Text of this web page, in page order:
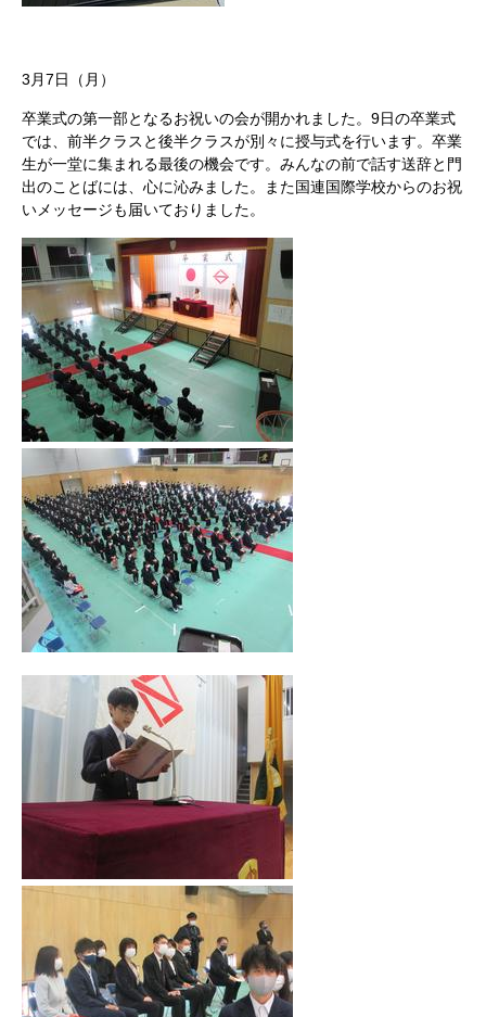
3月7日（月）
卒業式の第一部となるお祝いの会が開かれました。9日の卒業式
では、前半クラスと後半クラスが別々に授与式を行います。卒業
生が一堂に集まれる最後の機会です。みんなの前で話す送辞と門
出のことばには、心に沁みました。また国連国際学校からのお祝
いメッセージも届いておりました。